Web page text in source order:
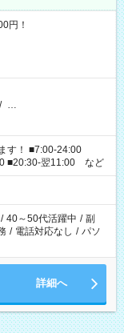
円！
/ …
す！ ■7:00-24:00
■20:30-翌11:00 など
/ 40～50代活躍中 / 副
/ 電話対応なし / パソ
詳細へ